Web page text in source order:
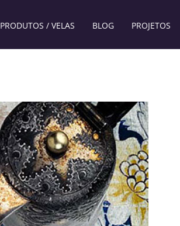
PRODUTOS / VELAS BLOG PROJETOS